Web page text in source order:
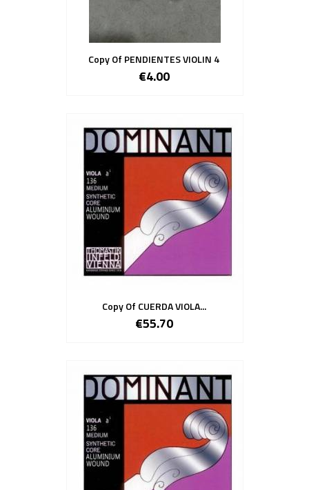
Copy Of PENDIENTES VIOLIN 4
€4.00
Copy Of CUERDA VIOLA...
€55.70